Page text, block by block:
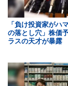
「負け投資家がハ
の落とし穴」株価
ラスの天才が暴露